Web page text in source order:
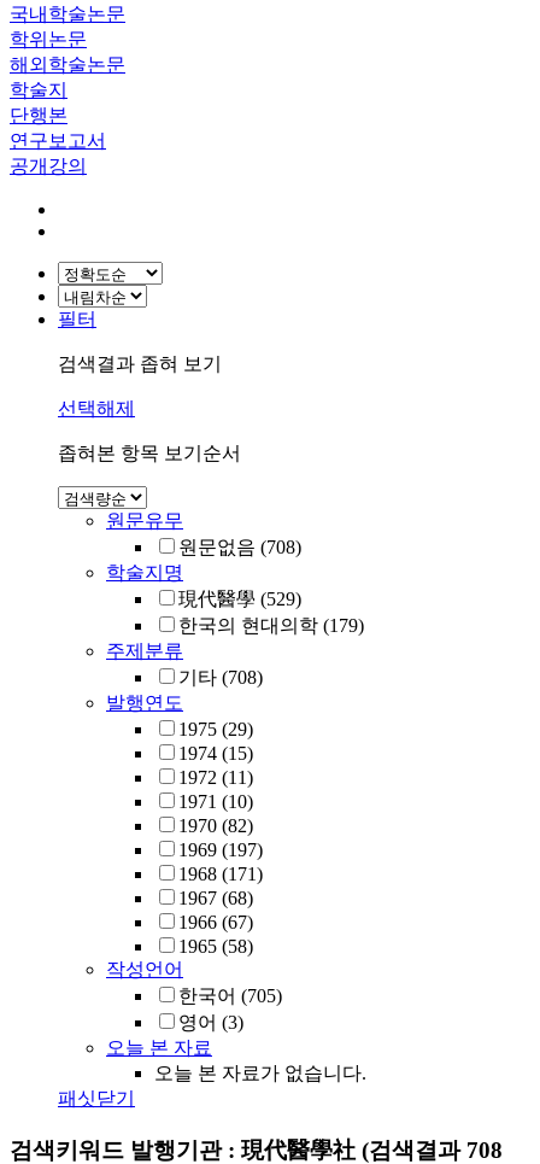
국내학술논문
학위논문
해외학술논문
학술지
단행본
연구보고서
공개강의
필터
검색결과 좁혀 보기
선택해제
좁혀본 항목 보기순서
원문유무
원문없음 (708)
학술지명
現代醫學 (529)
한국의 현대의학 (179)
주제분류
기타 (708)
발행연도
1975 (29)
1974 (15)
1972 (11)
1971 (10)
1970 (82)
1969 (197)
1968 (171)
1967 (68)
1966 (67)
1965 (58)
작성언어
한국어 (705)
영어 (3)
오늘 본 자료
오늘 본 자료가 없습니다.
패싯닫기
검색키워드 발행기관 : 現代醫學社 (검색결과 708